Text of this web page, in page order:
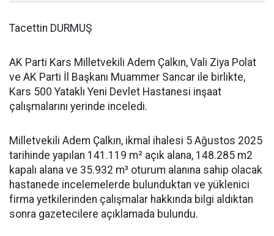
Tacettin DURMUŞ
AK Parti Kars Milletvekili Adem Çalkın, Vali Ziya Polat
ve AK Parti İl Başkanı Muammer Sancar ile birlikte,
Kars 500 Yataklı Yeni Devlet Hastanesi inşaat
çalışmalarını yerinde inceledi.
Milletvekili Adem Çalkın, ikmal ihalesi 5 Ağustos 2025
tarihinde yapılan 141.119 m² açık alana, 148.285 m2
kapalı alana ve 35.932 m³ oturum alanına sahip olacak
hastanede incelemelerde bulunduktan ve yüklenici
firma yetkilerinden çalışmalar hakkında bilgi aldıktan
sonra gazetecilere açıklamada bulundu.